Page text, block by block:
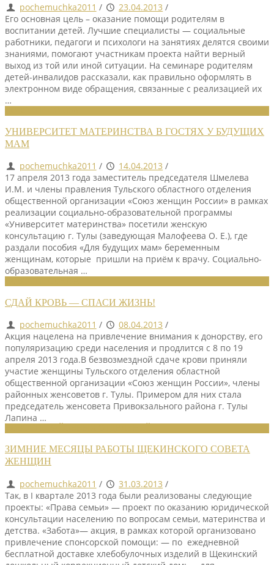
pochemuchka2011 / 23.04.2013 /
Его основная цель – оказание помощи родителям в
воспитании детей. Лучшие специалисты — социальные
работники, педагоги и психологи на занятиях делятся своими
знаниями, помогают участникам проекта найти верный
выход из той или иной ситуации. На семинаре родителям
детей-инвалидов рассказали, как правильно оформлять в
электронном виде обращения, связанные с реализацией их
…
УНИВЕРСИТЕТ МАТЕРИНСТВА В ГОСТЯХ У БУДУЩИХ
МАМ
pochemuchka2011 / 14.04.2013 /
17 апреля 2013 года заместитель председателя Шмелева
И.М. и члены правления Тульского областного отделения
общественной организации «Союз женщин России» в рамках
реализации социально-образовательной программы
«Университет материнства» посетили женскую
консультацию г. Тулы (заведующая Малофеева О. Е.), где
раздали пособия «Для будущих мам» беременным
женщинам, которые пришли на приём к врачу. Социально-
образовательная …
СДАЙ КРОВЬ — СПАСИ ЖИЗНЬ!
pochemuchka2011 / 08.04.2013 /
Акция нацелена на привлечение внимания к донорству, его
популяризацию среди населения и продлится с 8 по 19
апреля 2013 года.В безвозмездной сдаче крови приняли
участие женщины Тульского отделения областной
общественной организации «Союз женщин России», члены
районных женсоветов г. Тулы. Примером для них стала
председатель женсовета Привокзального района г. Тулы
Лапина …
ЗИМНИЕ МЕСЯЦЫ РАБОТЫ ЩЕКИНСКОГО СОВЕТА
ЖЕНЩИН
pochemuchka2011 / 31.03.2013 /
Так, в I квартале 2013 года были реализованы следующие
проекты: «Права семьи» — проект по оказанию юридической
консультации населению по вопросам семьи, материнства и
детства. «Забота»— акция, в рамках которой организовано
привлечение спонсорской помощи: — по ежедневной
бесплатной доставке хлебобулочных изделий в Щекинский